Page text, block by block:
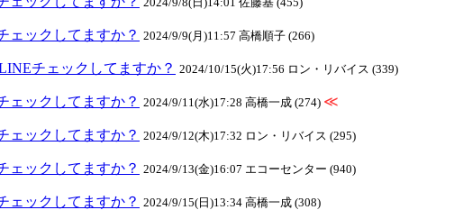
ェックしてますか？ 2024/9/9(月)11:57 高橋順子 (266)
チェックしてますか？ 2024/10/15(火)17:56 ロン・リバイス (339)
ェックしてますか？ 2024/9/11(水)17:28 高橋一成 (274) ≪
ェックしてますか？ 2024/9/12(木)17:32 ロン・リバイス (295)
ェックしてますか？ 2024/9/13(金)16:07 エコーセンター (940)
ェックしてますか？ 2024/9/15(日)13:34 高橋一成 (308)